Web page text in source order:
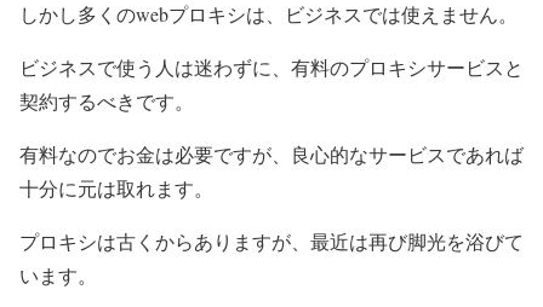
しかし多くのwebプロキシは、ビジネスでは使えません。
ビジネスで使う人は迷わずに、有料のプロキシサービスと
契約するべきです。
有料なのでお金は必要ですが、良心的なサービスであれば
十分に元は取れます。
プロキシは古くからありますが、最近は再び脚光を浴びて
います。